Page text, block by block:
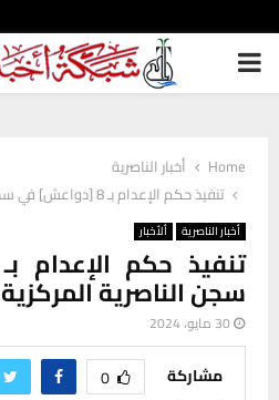
PRIMARY
Home
أخبار الناصرية
تنفيذ حكم الإعدام بـ 8 [دواعش] في سجن الناصرية المركزية
أخبار الناصرية ألأخبار
سجن الناصرية المركزية
30 مايو، 2024
مشاركة 0